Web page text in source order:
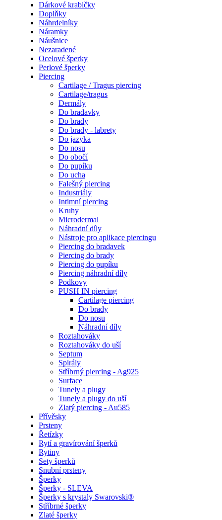
Dárkové krabičky
Doplňky
Náhrdelníky
Náramky
Náušnice
Nezaradené
Ocelové šperky
Perlové šperky
Piercing
Cartilage / Tragus piercing
Cartilage/tragus
Dermály
Do bradavky
Do brady
Do brady - labrety
Do jazyka
Do nosu
Do obočí
Do pupíku
Do ucha
Falešný piercing
Industriály
Intimní piercing
Kruhy
Microdermal
Náhradní díly
Nástroje pro aplikace piercingu
Piercing do bradavek
Piercing do brady
Piercing do pupíku
Piercing náhradní díly
Podkovy
PUSH IN piercing
Cartilage piercing
Do brady
Do nosu
Náhradní díly
Roztahováky
Roztahováky do uší
Septum
Spirály
Stříbrný piercing - Ag925
Surface
Tunely a plugy
Tunely a plugy do uší
Zlatý piercing - Au585
Přívěsky
Prsteny
Řetízky
Rytí a gravírování šperků
Rytiny
Sety šperků
Snubní prsteny
Šperky
Šperky - SLEVA
Šperky s krystaly Swarovski®
Stříbrné šperky
Zlaté šperky